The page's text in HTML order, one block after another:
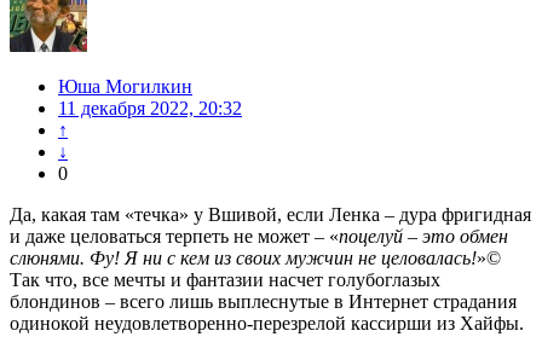
Юша Могилкин
11 декабря 2022, 20:32
↑
↓
0
Да, какая там «течка» у Вшивой, если Ленка – дура фригидная
и даже целоваться терпеть не может – «поцелуй – это обмен
слюнями. Фу! Я ни с кем из своих мужчин не целовалась!»©
Так что, все мечты и фантазии насчет голубоглазых
блондинов – всего лишь выплеснутые в Интернет страдания
одинокой неудовлетворенно-перезрелой кассирши из Хайфы.